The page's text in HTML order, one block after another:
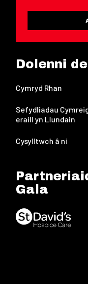
Dolenni
Cymryd Rhan
Sefydliadau
eraill yn Llundain
Cysylltwch â ni
Gala